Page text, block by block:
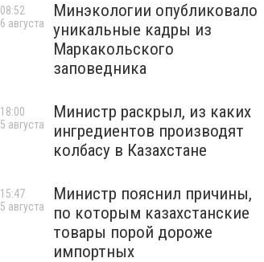
Минэкологии опубликовало
уникальные кадры из
Маркакольского
заповедника
08:52
6 августа
Министр раскрыл, из каких
ингредиентов производят
колбасу в Казахстане
18:00
5 августа
Министр пояснил причины,
по которым казахстанские
товары порой дороже
импортных
15:47
5 августа